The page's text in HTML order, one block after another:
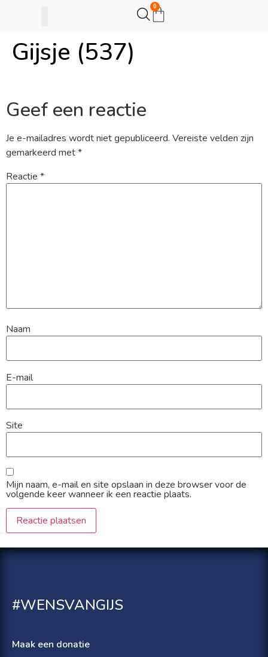
0
Gijsje (537)
Geef een reactie
Je e-mailadres wordt niet gepubliceerd. Vereiste velden zijn
gemarkeerd met*
Reactie *
Naam
E-mail
Site
Mijn naam, e-mail en site opslaan in deze browser voor de
volgende keer wanneer ik een reactie plaats.
#WENSVANGIJS
Maak een donatie